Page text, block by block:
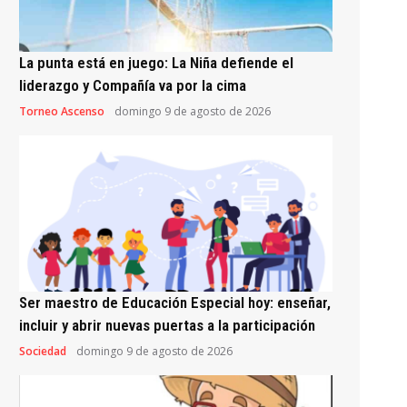
La punta está en juego: La Niña defiende el
liderazgo y Compañía va por la cima
Torneo Ascenso domingo 9 de agosto de 2026
Ser maestro de Educación Especial hoy: enseñar,
incluir y abrir nuevas puertas a la participación
Sociedad domingo 9 de agosto de 2026